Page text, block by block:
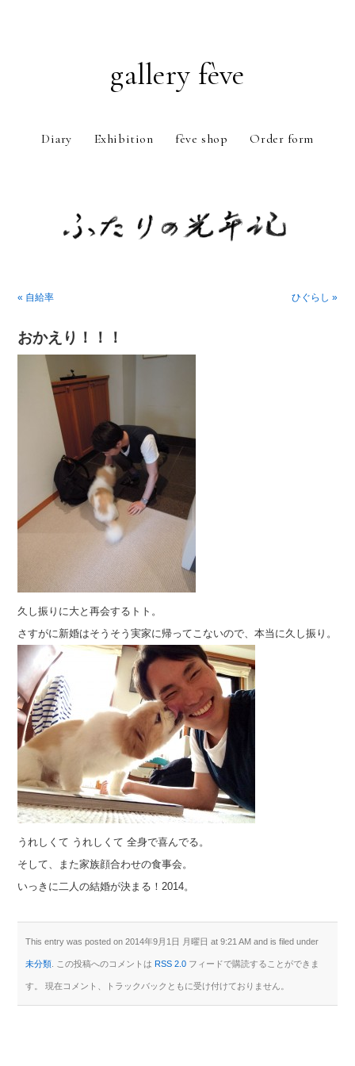
gallery fève
Diary Exhibition fève shop Order form
« 自給率
ひぐらし »
おかえり！！！
久し振りに大と再会するトト。
さすがに新婚はそうそう実家に帰ってこないので、本当に久し振り。
うれしくて うれしくて 全身で喜んでる。
そして、また家族顔合わせの食事会。
いっきに二人の結婚が決まる！2014。
This entry was posted on 2014年9月1日 月曜日 at 9:21 AM and is filed under
未分類 . この投稿へのコメントはRSS 2.0 フィードで購読することができま
す。 現在コメント、トラックバックともに受け付けておりません。